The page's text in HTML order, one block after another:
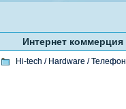
Интернет коммерция
Hi-tech / Hardware /